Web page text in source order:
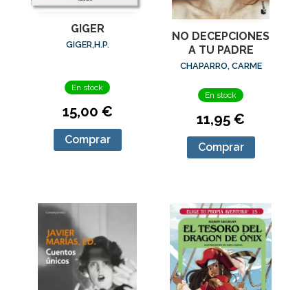
GIGER
GIGER,H.P.
En stock
15,00 €
Comprar
NO DECEPCIONES
A TU PADRE
CHAPARRO, CARME
En stock
11,95 €
Comprar